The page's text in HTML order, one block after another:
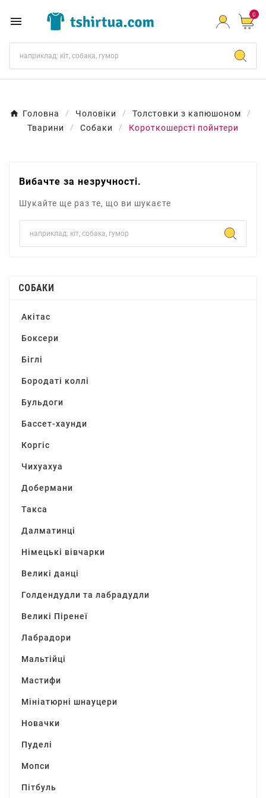
 0
Головна Чоловіки
Толстовки з капюшоном
Тварини
Собаки Короткошерсті пойнтери
Вибачте за незручності.
Шукайте ще раз те, що ви шукаєте
СОБАКИ
Акітас
Боксери
Біглі
Бородаті коллі
Бульдоги
Бассет-хаунди
Коргіс
Чихуахуа
Добермани
Такса
Далматинці
Німецькі вівчарки
Великі данці
Голдендудли та лабрадудли
Великі Піренеї
Лабрадори
Мальтійці
Мастифи
Мініатюрні шнауцери
Новачки
Пуделі
Мопси
Пітбуль